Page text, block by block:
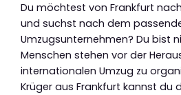
Du möchtest von Frankfurt
und suchst nach dem
Umzugsunternehmen? Du bist
Menschen stehen vor der
internationalen Umzug zu
Krüger aus Frankfurt kannst du